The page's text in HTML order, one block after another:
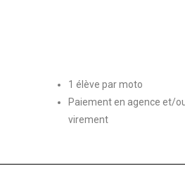
1 élève par moto
Paiement en agence et/
virement